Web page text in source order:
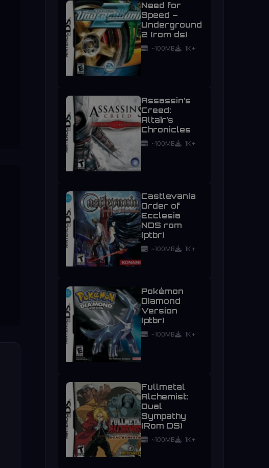
Need for
Speed –
Underground
2 (rom ds)
~100MB 1K+
Assassin’s
Creed:
Altaïr’s
Chronicles
~100MB 1K+
Castlevania
Order of
Ecclesia
NDS rom
(ptbr)
~100MB 1K+
Pokémon
Diamond
Version
(ptbr)
~100MB 1K+
Fullmetal
Alchemist:
Dual
Sympathy
(Rom DS)
~100MB 1K+